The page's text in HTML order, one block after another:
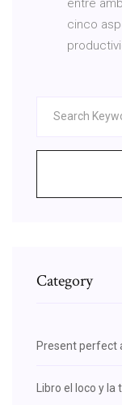
entre
cinco
Category
Present perfect
Libro el loco y